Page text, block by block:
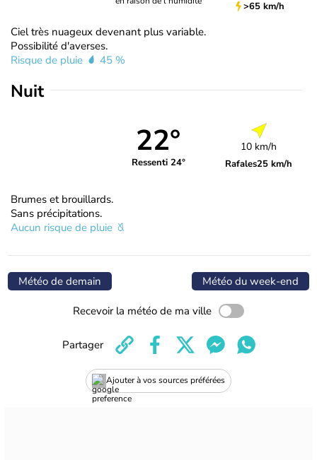
>65 km/h
Ciel très nuageux devenant plus variable.
Possibilité d'averses.
Risque de pluie
45 %
Nuit
22°
Ressenti 24°
10 km/h
Rafales25 km/h
Brumes et brouillards.
Sans précipitations.
Aucun risque de pluie
Météo de demain Météo du week-end
Recevoir la météo de ma ville
Ajouter à vos sources préférées
Partager